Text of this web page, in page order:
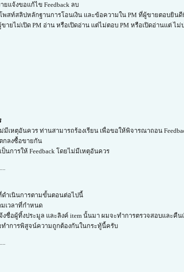
แจ้งขอแก้ไข Feedback ลบ
พสท์สลิปหลักฐานการโอนเงิน และข้อความใน PM ที่ผู้ขายตอบยินดี
ยไม่เปิด PM อ่าน หรือเปิดอ่าน แต่ไม่ตอบ PM หรือเปิดอ่านแต่ ไ
มีเหตุอันควร ท่านสามารถร้องเรียน เพื่อขอให้พิจารณาถอน
กลงซื้อขายกัน
นการให้ Feedback โดยไม่มีเหตุอันควร
ำเนินการตามขั้นตอนต่อไปนี้
มเวลาที่กำหนด
งชื่อผู้ทิ้งประมูล และลิงค์ item นั้นมา ผมจะทำการตรวจสอบและคืน
ทำการพิสูจน์ความถูกต้องกันในกระทู้นี้ครับ